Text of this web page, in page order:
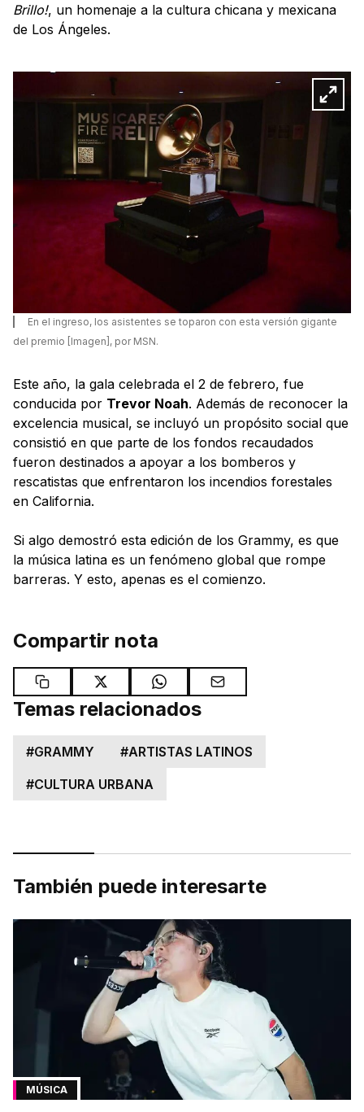
Brillo!, un homenaje a la cultura chicana y mexicana
de Los Ángeles.
En el ingreso, los asistentes se toparon con esta versión gigante
del premio [Imagen], por MSN.
Este año, la gala celebrada el 2 de febrero, fue
conducida por Trevor Noah. Además de reconocer la
excelencia musical, se incluyó un propósito social que
consistió en que parte de los fondos recaudados
fueron destinados a apoyar a los bomberos y
rescatistas que enfrentaron los incendios forestales
en California.
Si algo demostró esta edición de los Grammy, es que
la música latina es un fenómeno global que rompe
barreras. Y esto, apenas es el comienzo.
Compartir nota
Temas relacionados
#GRAMMY #ARTISTAS LATINOS
#CULTURA URBANA
También puede interesarte
MÚSICA